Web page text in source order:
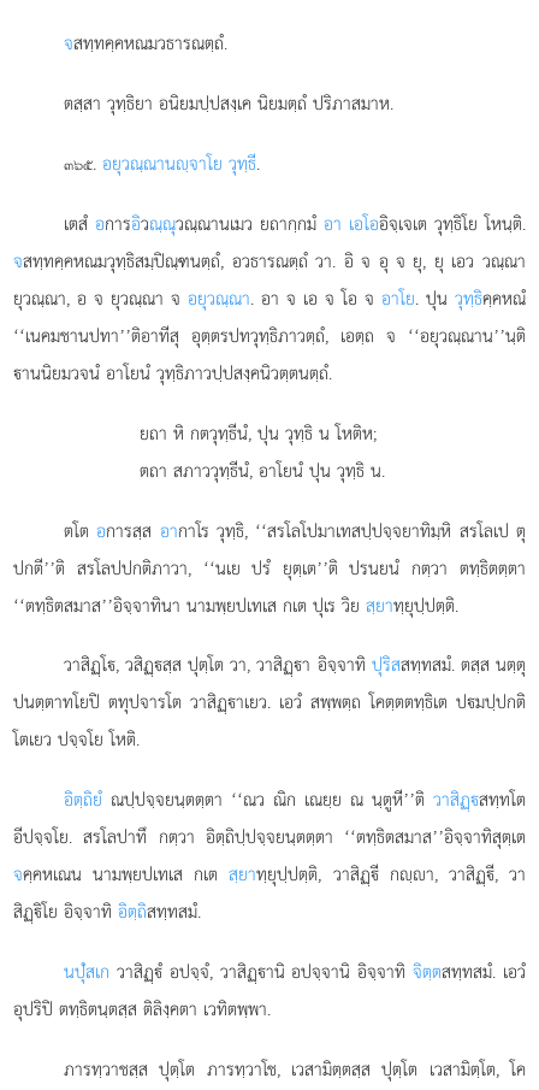
จสทฺทคฺคหณมวธารณตฺถํ.
ตสฺสา วุทฺธิยา อนิยมปฺปสงฺเค นิยมตฺถํ ปริภาสมาห.
๓๖๕.อยุวณฺณานฺจาโย วุทฺธี.
เตสํ อการอิวณฺณุวณฺณานเมว ยถากฺกมํ อา เอโออิจฺเจเต วุทฺธิโย โหนฺติ.
จสทฺทคฺคหณมวุทฺธิสมฺปิณฺฑนตฺถํ, อวธารณตฺถํ วา. อิ จ อุ จ ยุ, ยุ เอว วณฺณา
ยุวณฺณา, อ จ ยุวณฺณา จอยุวณฺณา. อา จ เอ จ โอ จ อาโย. ปุน วุทฺธิคฺคหณํ
‘‘เนคมชานปทา’’ติอาทีสุ อุตฺตรปทวุทฺธิภาวตฺถํ, เอตฺถ จ ‘‘อยุวณฺณาน’’นฺติ
านนิยมวจนํ อาโยนํ วุทฺธิภาวปฺปสงฺคนิวตฺตนตฺถํ.
ยถา หิ กตวุทฺธีนํ, ปุน วุทฺธิ น โหติห;
ตถา สภาววุทฺธีนํ, อาโยนํ ปุน วุทฺธิ น.
ตโตอการสฺส อากาโร วุทฺธิ, ‘‘สรโลโปมาเทสปฺปจฺจยาทิมฺหิ สรโลเป ตุ
ปกตี’’ติ สรโลปปกติภาวา, ‘‘นเย ปรํ ยุตฺเต’’ติ ปรนยนํ กตฺวา ตทฺธิตตฺตา
‘‘ตทฺธิตสมาส’’อิจฺจาทินา นามพฺยปเทเส กเต ปุเร วิยสฺยาทฺยุปฺปตฺติ.
วาสิฏฺโ, วสิฏฺสฺส ปุตฺโต วา, วาสิฏฺา อิจฺจาทิ ปุริสสทฺทสมํ. ตสฺส นตฺตุ
ปนตฺตาทโยปิ ตทุปจารโต วาสิฏฺาเยว. เอวํ สพฺพตฺถ โคตฺตตทฺธิเต ปมปฺปกติ
โตเยว ปจฺจโย โหติ.
อิตฺถิยํ ณปฺปจฺจยนฺตตฺตา ‘‘ณว ณิก เณยฺย ณ นฺตูหี’’ติ วาสิฏฺสทฺทโต
อีปจฺจโย. สรโลปาทึ กตฺวา อิตฺถิปฺปจฺจยนฺตตฺตา ‘‘ตทฺธิตสมาส’’อิจฺจาทิสุตฺเต
จคฺคหเณน นามพฺยปเทเส กเตสฺยาทฺยุปฺปตฺติ, วาสิฏฺี กฺา, วาสิฏฺี, วา
สิฏฺิโย อิจฺจาทิอิตฺถิสทฺทสมํ.
นปุํสเก วาสิฏฺํ อปจฺจํ, วาสิฏฺานิ อปจฺจานิ อิจฺจาทิ จิตฺตสทฺทสมํ. เอวํ
อุปริปิ ตทฺธิตนฺตสฺส ติลิงฺคตา เวทิตพฺพา.
ภารทฺวาชสฺส ปุตฺโต ภารทฺวาโช, เวสามิตฺตสฺส ปุตฺโต เวสามิตฺโต, โค